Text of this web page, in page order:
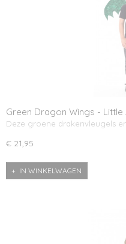
Green Dragon Wings - Little
Deze groene drakenvleugels
€ 21,95
IN WINKELWAGEN